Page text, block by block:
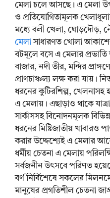
মেলা চলে আসছে। এ মেলা
ও প্রতিযোগিতামূলক
মধ্যে বলী খেলা, ঘোড়দৌড়,
মেলা সাধারণত খোলা
বটমূলে বসে এ মেলার প্রভাতি
বাজার, নদী তীর, মন্দির
প্রাণচাঞ্চল্য লক্ষ করা যায়।
ধরনের কুটিরশিল্প, খেলনাসহ
এ মেলায়। এছাড়াও থাকে
সার্কাসসহ বিনোদনমূলক
ধরনের মিষ্টিজাতীয় খাবারও
করার উদ্দেশ্যেই এ মেলার
ধর্মীয় চেতনা এ মেলায়
সর্বজনীন উৎসবে পরিণত
বর্ণ নির্বিশেষে সকলের
মানুষের প্রগতিশীল চেতনা